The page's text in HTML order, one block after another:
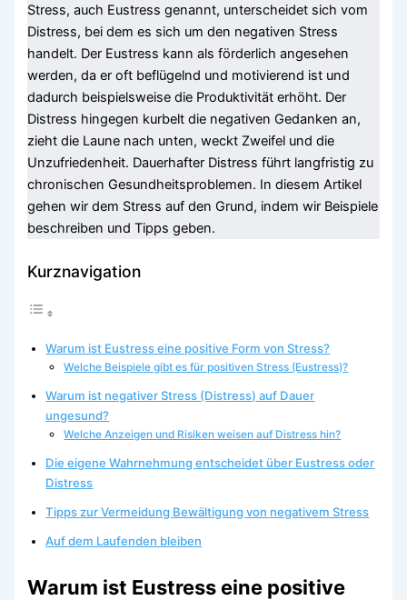
Stress, auch Eustress genannt, unterscheidet sich vom
Distress, bei dem es sich um den negativen Stress
handelt. Der Eustress kann als förderlich angesehen
werden, da er oft beflügelnd und motivierend ist und
dadurch beispielsweise die Produktivität erhöht. Der
Distress hingegen kurbelt die negativen Gedanken an,
zieht die Laune nach unten, weckt Zweifel und die
Unzufriedenheit. Dauerhafter Distress führt langfristig zu
chronischen Gesundheitsproblemen. In diesem Artikel
gehen wir dem Stress auf den Grund, indem wir Beispiele
beschreiben und Tipps geben.
Kurznavigation
Warum ist Eustress eine positive Form von Stress?
Welche Beispiele gibt es für positiven Stress (Eustress)?
Warum ist negativer Stress (Distress) auf Dauer
ungesund?
Welche Anzeigen und Risiken weisen auf Distress hin?
Die eigene Wahrnehmung entscheidet über Eustress oder
Distress
Tipps zur Vermeidung Bewältigung von negativem Stress
Auf dem Laufenden bleiben
Warum ist Eustress eine positive